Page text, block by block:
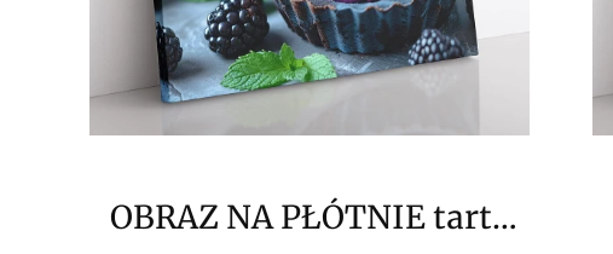
OBRAZ NA PŁÓTNIE tarta